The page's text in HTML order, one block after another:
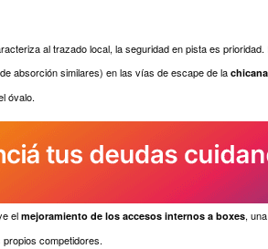
al trazado local, la seguridad en pista es
absorción similares) en las vías de escape de la
óvalo.
elmejoramiento de los accesos internos a boxes,
competidores.